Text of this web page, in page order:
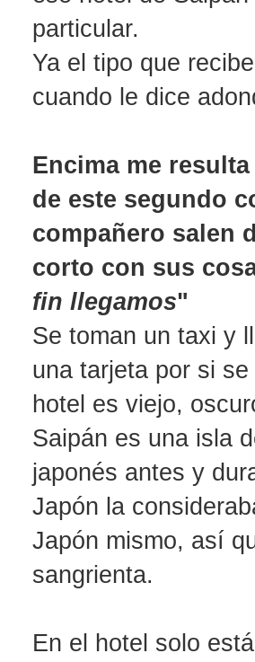
particular.
Ya el tipo que
cuando le dice
Encima me
de este segundo
compañero salen
corto con sus
fin llegamos"
Se toman un taxi y
una tarjeta por si
hotel es viejo,
Saipán es una isla
japonés antes y
Japón la
Japón mismo, así
sangrienta.
En el hotel solo